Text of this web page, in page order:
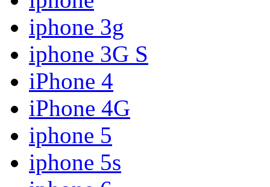
iphone 3g
iphone 3G S
iPhone 4
iPhone 4G
iphone 5
iphone 5s